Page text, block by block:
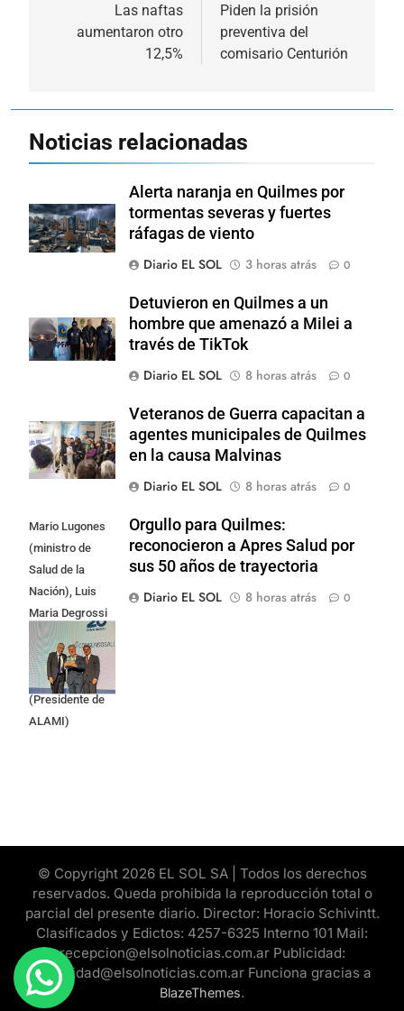
Las naftas
aumentaron otro
12,5%
Piden la prisión
preventiva del
comisario Centurión
Noticias relacionadas
Alerta naranja en Quilmes por
tormentas severas y fuertes
ráfagas de viento
Diario EL SOL
3 horas atrás 0
Detuvieron en Quilmes a un
hombre que amenazó a Milei a
través de TikTok
Diario EL SOL
8 horas atrás 0
Veteranos de Guerra capacitan a
agentes municipales de Quilmes
en la causa Malvinas
Diario EL SOL
8 horas atrás 0
Mario Lugones
(ministro de
Salud de la
Nación), Luis
Maria Degrossi
(Presidente de
Apres Salud) y
Cristian Mazza
(Presidente de
ALAMI)
Orgullo para Quilmes:
reconocieron a Apres Salud por
sus 50 años de trayectoria
Diario EL SOL
8 horas atrás 0
© Copyright 2026 EL SOL SA | Todos los derechos
reservados. Queda prohibida la reproducción total o
parcial del presente diario. Director: Horacio Schivintt.
Clasificados y Edictos: 4257-6325 Interno 101 Mail:
recepcion@elsolnoticias.com.ar Publicidad:
publicidad@elsolnoticias.com.ar Funciona gracias a
BlazeThemes.